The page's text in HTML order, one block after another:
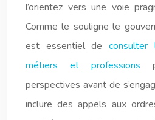
l’orientez vers une voie
Comme le souligne le
est essentiel de consulter
métiers et professions
perspectives avant de
inclure des appels aux